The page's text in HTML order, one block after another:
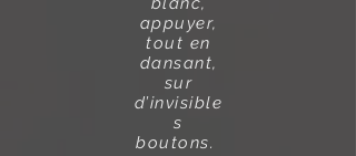
appuyer,
tout en
dansant,
sur
d’invisible
s
boutons.